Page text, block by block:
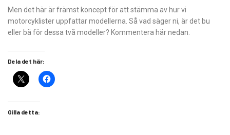
Men det här är främst koncept för att stämma av hur vi
motorcyklister uppfattar modellerna. Så vad säger ni, är det bu
eller bä för dessa två modeller? Kommentera här nedan.
Dela det här:
Gilla detta: